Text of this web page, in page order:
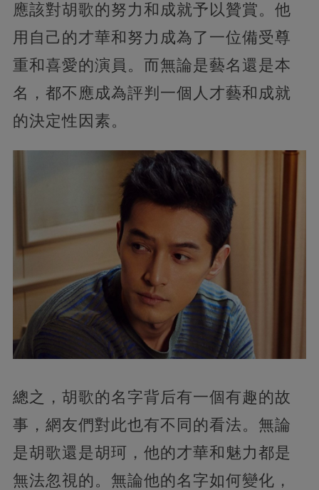
應該對胡歌的努力和成就予以贊賞。他
用自己的才華和努力成為了一位備受尊
重和喜愛的演員。而無論是藝名還是本
名，都不應成為評判一個人才藝和成就
的決定性因素。
總之，胡歌的名字背后有一個有趣的故
事，網友們對此也有不同的看法。無論
是胡歌還是胡珂，他的才華和魅力都是
無法忽視的。無論他的名字如何變化，